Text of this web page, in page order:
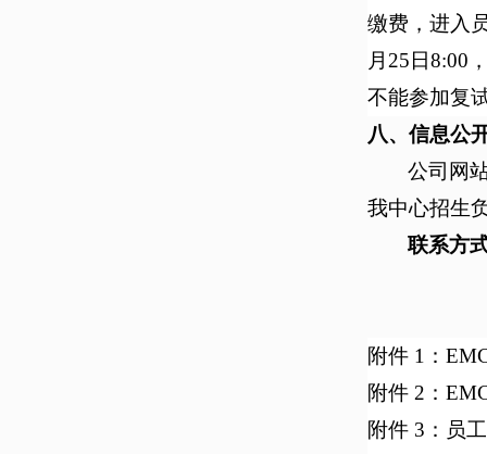
缴费，进入
月25日8:00
不能参加复
八、 信息公
公司 网
我中心招生
联系方
附件 1：
附件 2：
附件 3：员